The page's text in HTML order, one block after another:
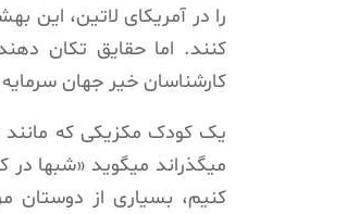
را در آمریکای لاتین، این
کارشناسان خیر جهان
یک کودک مکزیکی که مانند
میگذراند میگوید «شبها در
کنیم، بسیاری از دوستان